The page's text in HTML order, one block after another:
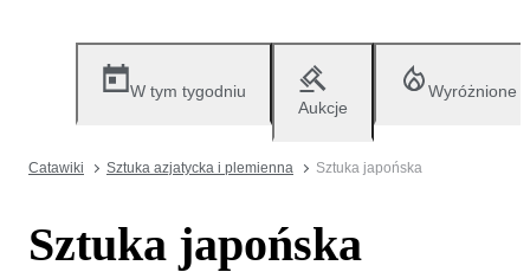
W tym tygodniu
Aukcje
Wyróżnione
Catawiki Sztuka azjatycka i plemienna Sztuka japońska
Sztuka japońska